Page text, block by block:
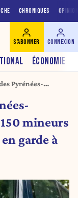
CHRONIQUES
ÉCONOMIE
S'ABONNER CONNEXION
Pyrénées-
placé en garde à
mineurs
garde à